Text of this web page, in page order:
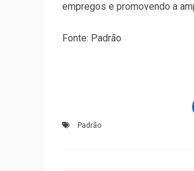
empregos e promovendo a
Fonte: Padrão
Padrão